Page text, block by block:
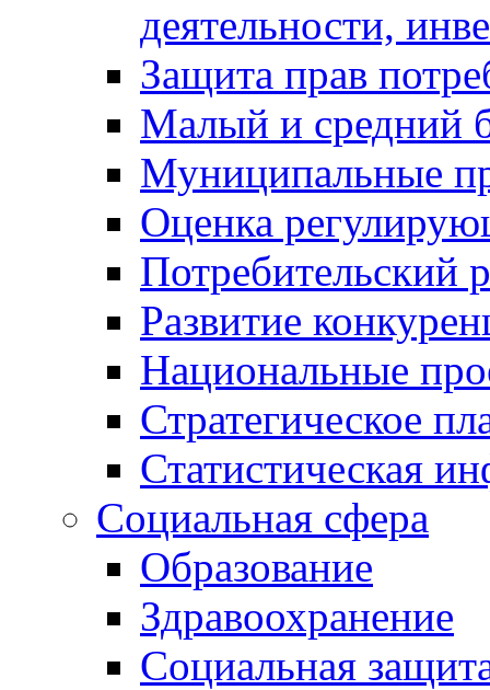
деятельности,
Защита прав
Малый и средний
Муниципальные
Оценка
Потребительский
Развитие
Национальные
Стратегическое
Статистическая
Социальная сфера
Образование
Здравоохранение
Социальная